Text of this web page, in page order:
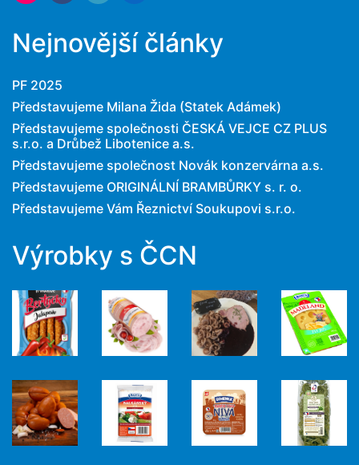
Nejnovější články
PF 2025
Představujeme Milana Žida (Statek Adámek)
Představujeme společnosti ČESKÁ VEJCE CZ PLUS
s.r.o. a Drůbež Libotenice a.s.
Představujeme společnost Novák konzervárna a.s.
Představujeme ORIGINÁLNÍ BRAMBŮRKY s. r. o.
Představujeme Vám Řeznictví Soukupovi s.r.o.
Výrobky s ČCN